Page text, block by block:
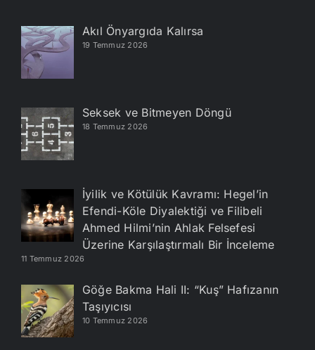
Akıl Önyargıda Kalırsa
19 Temmuz 2026
Seksek ve Bitmeyen Döngü
18 Temmuz 2026
İyilik ve Kötülük Kavramı: Hegel’in
Efendi-Köle Diyalektiği ve Filibeli
Ahmed Hilmi’nin Ahlak Felsefesi
Üzerine Karşılaştırmalı Bir İnceleme
11 Temmuz 2026
Göğe Bakma Hali II: “Kuş” Hafızanın
Taşıyıcısı
10 Temmuz 2026